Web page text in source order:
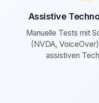
Assistive
Manuelle Tests mit
(NVDA,
assistiven